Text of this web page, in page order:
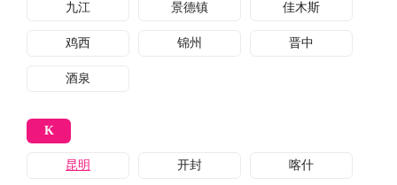
九江 景德镇 佳木斯
鸡西 锦州 晋中
酒泉
K
昆明 开封 喀什